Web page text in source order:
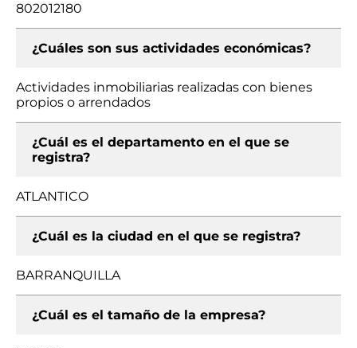
802012180
¿Cuáles son sus actividades económicas?
Actividades inmobiliarias realizadas con bienes
propios o arrendados
¿Cuál es el departamento en el que se
registra?
ATLANTICO
¿Cuál es la ciudad en el que se registra?
BARRANQUILLA
¿Cuál es el tamaño de la empresa?